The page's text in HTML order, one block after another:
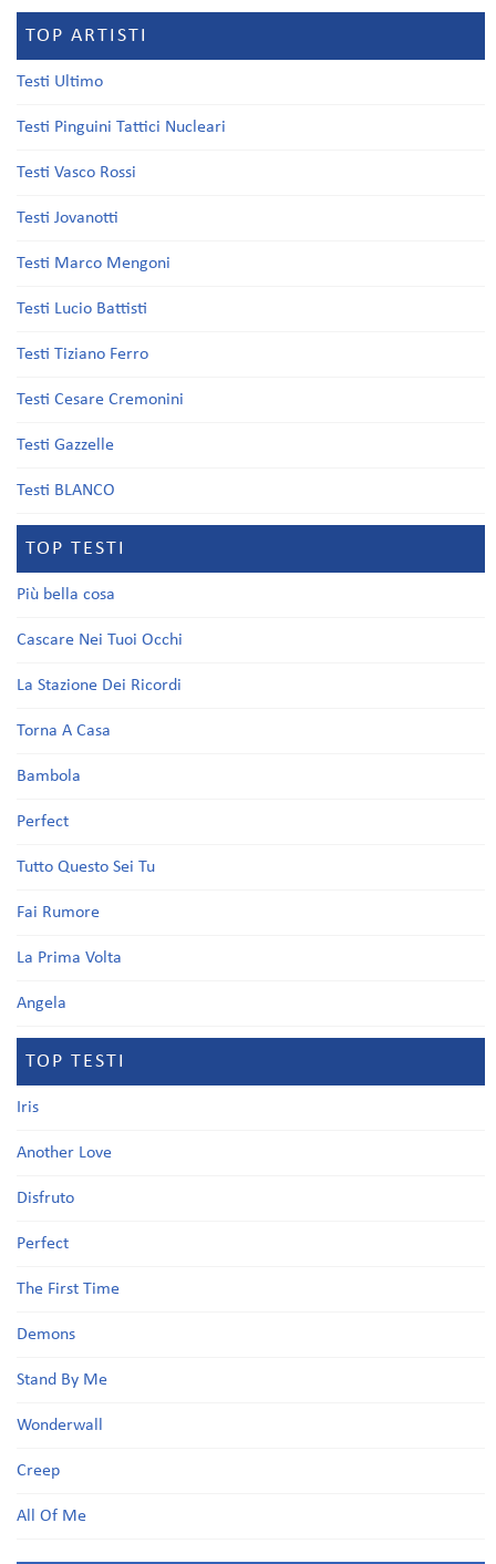
TOP ARTISTI
Testi Ultimo
Testi Pinguini Tattici Nucleari
Testi Vasco Rossi
Testi Jovanotti
Testi Marco Mengoni
Testi Lucio Battisti
Testi Tiziano Ferro
Testi Cesare Cremonini
Testi Gazzelle
Testi BLANCO
TOP TESTI
Più bella cosa
Cascare Nei Tuoi Occhi
La Stazione Dei Ricordi
Torna A Casa
Bambola
Perfect
Tutto Questo Sei Tu
Fai Rumore
La Prima Volta
Angela
TOP TESTI
Iris
Another Love
Disfruto
Perfect
The First Time
Demons
Stand By Me
Wonderwall
Creep
All Of Me